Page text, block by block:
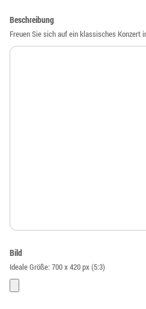
Beschreibung
Freuen Sie sich auf ein klassisches Konzert
Bild
Ideale Größe: 700 x 420 px (5:3)